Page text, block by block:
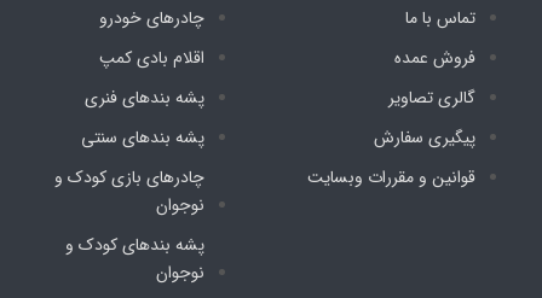
تماس با ما
فروش عمده
گالری تصاویر
پیگیری سفارش
قوانین و مقررات وبسایت
چادرهای خودرو
اقلام بادی کمپ
پشه‌ بندهای فنری
پشه‌ بندهای سنتی
چادرهای بازی کودک و
نوجوان
پشه‌ بندهای کودک و
نوجوان